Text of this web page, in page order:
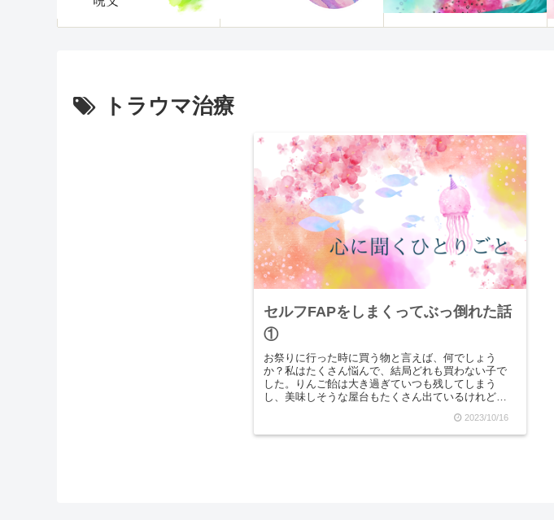
トラウマ治療
セルフFAPをしまくってぶっ倒れた話
①
お祭りに行った時に買う物と言えば、何でしょう
か？私はたくさん悩んで、結局どれも買わない子で
した。りんご飴は大き過ぎていつも残してしまう
し、美味しそうな屋台もたくさん出ているけれど、
2023/10/16